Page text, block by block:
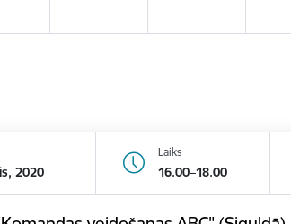
2020
Laiks
16.00–18.00